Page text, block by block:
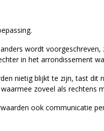
wordt
in het arrondissement
nietig blijkt te zijn, tast
zoveel als
ook communicatie